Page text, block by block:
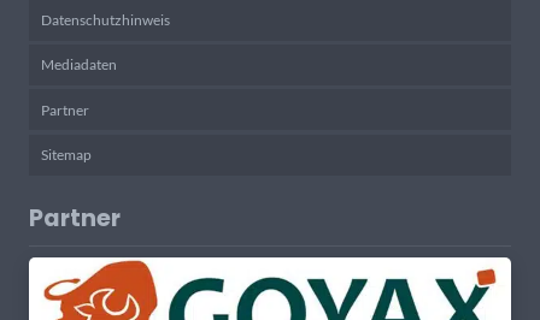
Datenschutzhinweis
Mediadaten
Partner
Sitemap
Partner